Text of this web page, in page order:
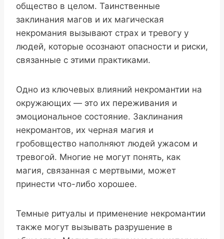
общество в целом. Таинственные
заклинания магов и их магическая
некромания вызывают страх и тревогу у
людей, которые осознают опасности и риски,
связанные с этими практиками.
Одно из ключевых влияний некромантии на
окружающих — это их переживания и
эмоциональное состояние. Заклинания
некромантов, их черная магия и
гробовщество наполняют людей ужасом и
тревогой. Многие не могут понять, как
магия, связанная с мертвыми, может
принести что-либо хорошее.
Темные ритуалы и применение некромантии
также могут вызывать разрушение в